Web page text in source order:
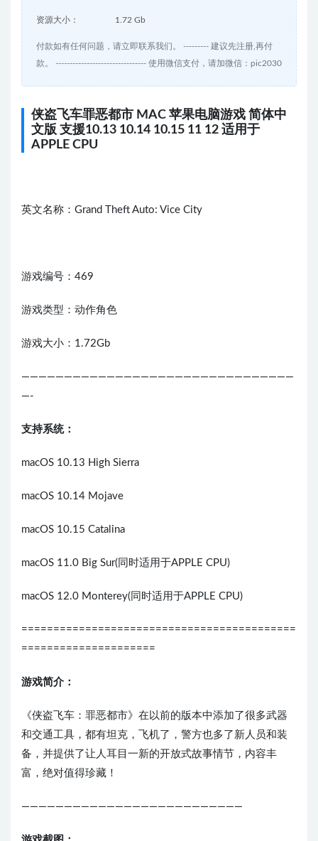
资源大小： 1.72 Gb
付款如有任何问题，请立即联系我们。 --------- 建议先注册,再付
款。 -------------------------------- 使用微信支付，请加微信：pic2030
侠盗飞车罪恶都市 MAC 苹果电脑游戏 简体中
文版 支援10.13 10.14 10.15 11 12 适用于
APPLE CPU
英文名称：Grand Theft Auto: Vice City
游戏编号：469
游戏类型：动作角色
游戏大小：1.72Gb
————————————————————————————————
—-
支持系统：
macOS 10.13 High Sierra
macOS 10.14 Mojave
macOS 10.15 Catalina
macOS 11.0 Big Sur(同时适用于APPLE CPU)
macOS 12.0 Monterey(同时适用于APPLE CPU)
===========================================
=====================
游戏简介：
《侠盗飞车：罪恶都市》在以前的版本中添加了很多武器
和交通工具，都有坦克，飞机了，警方也多了新人员和装
备，并提供了让人耳目一新的开放式故事情节，内容丰
富，绝对值得珍藏！
——————————————————————————